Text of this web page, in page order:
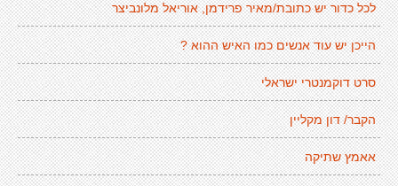
לכל כדור יש כתובת/מאיר פרידמן, אוריאל מלונביצר
הייכן יש עוד אנשים כמו האיש ההוא ?
סרט דוקמנטרי ישראלי
הקבר/ דון מקליין
אאמץ שתיקה